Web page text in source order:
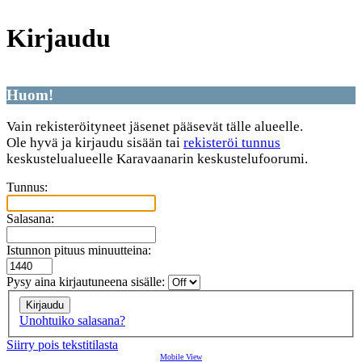
Kirjaudu
Huom!
Vain rekisteröityneet jäsenet pääsevät tälle alueelle.
Ole hyvä ja kirjaudu sisään tai rekisteröi tunnus
keskustelualueelle Karavaanarin keskustelufoorumi.
Tunnus:
Salasana:
Istunnon pituus minuutteina:
Pysy aina kirjautuneena sisälle:
Unohtuiko salasana?
Siirry pois tekstitilasta
Mobile View